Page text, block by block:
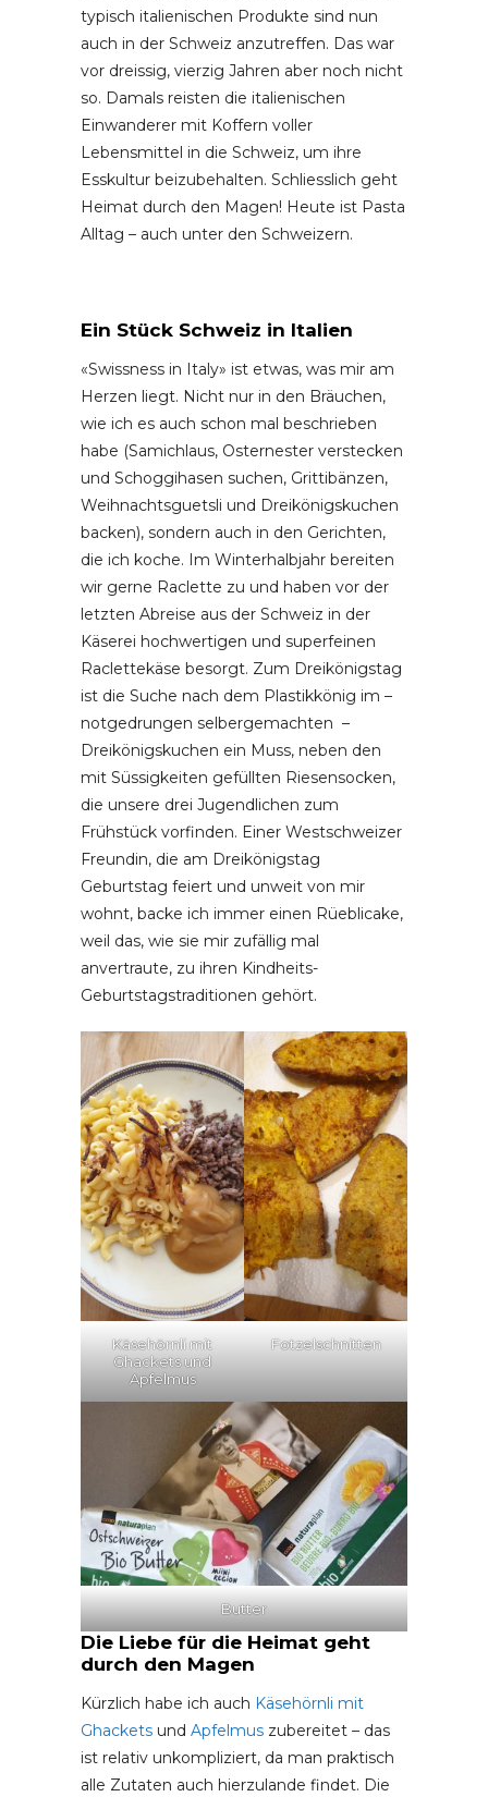
typisch italienischen Produkte sind nun
auch in der Schweiz anzutreffen. Das war
vor dreissig, vierzig Jahren aber noch nicht
so. Damals reisten die italienischen
Einwanderer mit Koffern voller
Lebensmittel in die Schweiz, um ihre
Esskultur beizubehalten. Schliesslich geht
Heimat durch den Magen! Heute ist Pasta
Alltag – auch unter den Schweizern.
Ein Stück Schweiz in Italien
«Swissness in Italy» ist etwas, was mir am
Herzen liegt. Nicht nur in den Bräuchen,
wie ich es auch schon mal beschrieben
habe (Samichlaus, Osternester verstecken
und Schoggihasen suchen, Grittibänzen,
Weihnachtsguetsli und Dreikönigskuchen
backen), sondern auch in den Gerichten,
die ich koche. Im Winterhalbjahr bereiten
wir gerne Raclette zu und haben vor der
letzten Abreise aus der Schweiz in der
Käserei hochwertigen und superfeinen
Raclettekäse besorgt. Zum Dreikönigstag
ist die Suche nach dem Plastikkönig im –
notgedrungen selbergemachten –
Dreikönigskuchen ein Muss, neben den
mit Süssigkeiten gefüllten Riesensocken,
die unsere drei Jugendlichen zum
Frühstück vorfinden. Einer Westschweizer
Freundin, die am Dreikönigstag
Geburtstag feiert und unweit von mir
wohnt, backe ich immer einen Rüeblicake,
weil das, wie sie mir zufällig mal
anvertraute, zu ihren Kindheits-
Geburtstagstraditionen gehört.
Käsehörnli mit
Ghackets und
Apfelmus
Fotzelschnitten
Butter
Die Liebe für die Heimat geht
durch den Magen
Kürzlich habe ich auch Käsehörnli mit
Ghackets und Apfelmus zubereitet – das
ist relativ unkompliziert, da man praktisch
alle Zutaten auch hierzulande findet. Die